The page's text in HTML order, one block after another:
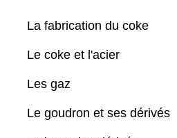
La fabrication du coke
Le coke et l'acier
Les gaz
Le goudron et ses dérivés